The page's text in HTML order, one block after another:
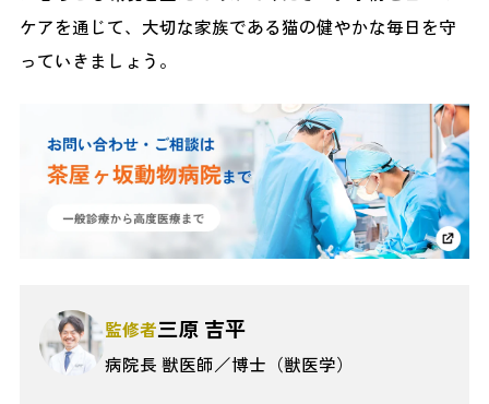
ケアを通じて、大切な家族である猫の健やかな毎日を守
っていきましょう。
監修者三原 吉平
病院長 獣医師／博士（獣医学）